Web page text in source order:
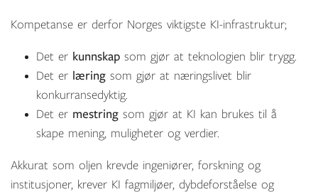
Kompetanse er derfor Norges viktigste KI-infrastruktur;
Det er kunnskap som gjør at teknologien blir trygg.
Det er læring som gjør at næringslivet blir
konkurransedyktig.
Det er mestring som gjør at KI kan brukes til å
skape mening, muligheter og verdier.
Akkurat som oljen krevde ingeniører, forskning og
institusjoner, krever KI fagmiljøer, dybdeforståelse og